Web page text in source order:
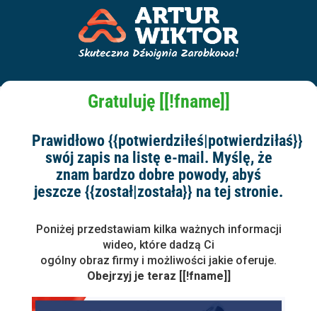
Gratuluję [[!fname]]
Prawidłowo {{potwierdziłeś|potwierdziłaś}}
swój zapis na listę e-mail. Myślę, że
znam bardzo dobre powody, abyś
jeszcze {{został|została}} na tej stronie.
Poniżej przedstawiam kilka ważnych informacji
wideo, które dadzą Ci
ogólny obraz firmy i możliwości jakie oferuje.
Obejrzyj je teraz [[!fname]]